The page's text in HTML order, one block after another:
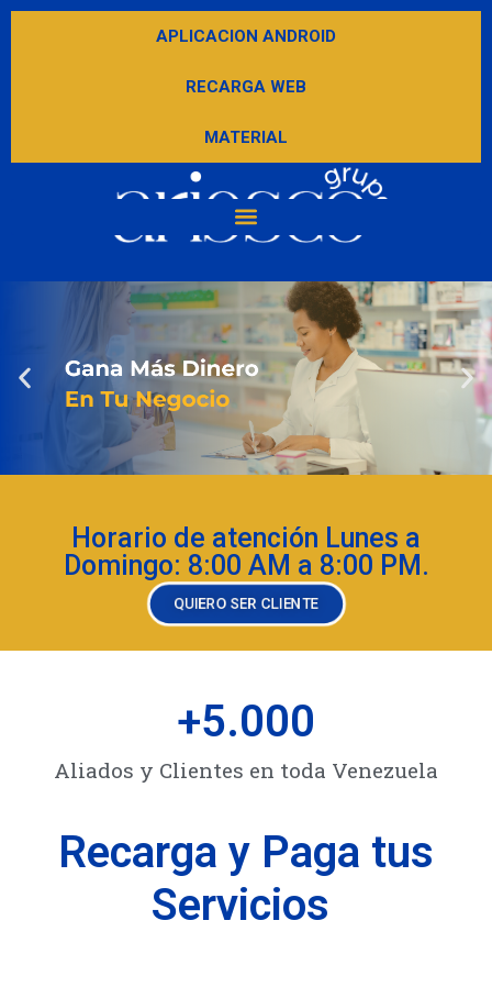
APLICACION ANDROID
RECARGA WEB
MATERIAL
Horario de atención Lunes a
Domingo: 8:00 AM a 8:00 PM.
QUIERO SER CLIENTE
Aliados y Clientes en toda Venezuela
+5.000
Recarga y Paga tus
Servicios